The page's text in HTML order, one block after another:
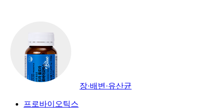
장·배변·유산균
프로바이오틱스